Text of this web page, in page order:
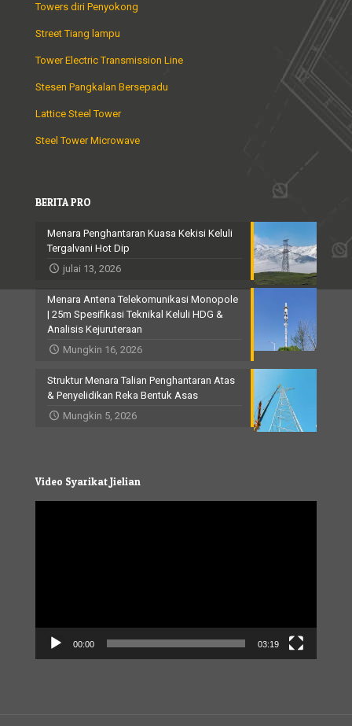
Towers diri Penyokong
Street Tiang lampu
Tower Electric Transmission Line
Stesen Pangkalan Bersepadu
Lattice Steel Tower
Steel Tower Microwave
BERITA PRO
Menara Penghantaran Kuasa Kekisi Keluli
Tergalvani Hot Dip
julai 13, 2026
Menara Antena Telekomunikasi Monopole
| 25m Spesifikasi Teknikal Keluli HDG &
Analisis Kejuruteraan
Mungkin 16, 2026
Struktur Menara Talian Penghantaran Atas
& Penyelidikan Reka Bentuk Asas
Mungkin 5, 2026
Video Syarikat Jielian
00:00 03:19